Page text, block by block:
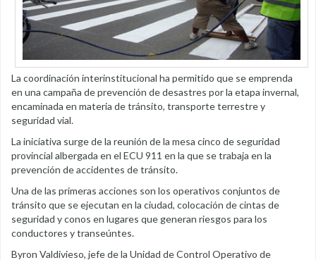
La coordinación interinstitucional ha permitido que se emprenda
en una campaña de prevención de desastres por la etapa invernal,
encaminada en materia de tránsito, transporte terrestre y
seguridad vial.
La iniciativa surge de la reunión de la mesa cinco de seguridad
provincial albergada en el ECU 911 en la que se trabaja en la
prevención de accidentes de tránsito.
Una de las primeras acciones son los operativos conjuntos de
tránsito que se ejecutan en la ciudad, colocación de cintas de
seguridad y conos en lugares que generan riesgos para los
conductores y transeúntes.
Byron Valdivieso, jefe de la Unidad de Control Operativo de